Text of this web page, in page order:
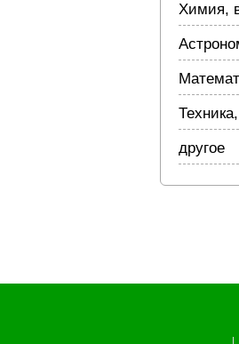
Химия,
другое